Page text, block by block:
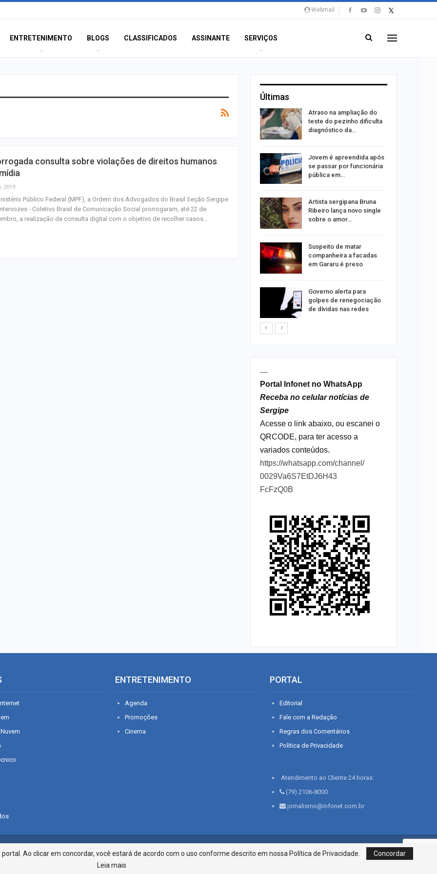
Webmail
ENTRETENIMENTO BLOGS CLASSIFICADOS ASSINANTE SERVIÇOS
consulta sobre violações de direitos humanos
2019
Público Federal (MPF), a Ordem dos Advogados do Brasil Seção Sergipe
- Coletivo Brasil de Comunicação Social prorrogaram, até 22 de
a realização de consulta digital com o objetivo de recolher casos…
Últimas
Aposta de Aracaju acerta
quina da Mega-Sena e leva
SENAI Sergipe abre
inscrições para 75 vagas
em cursos gratuitos
Atraso na ampliação do
teste do pezinho dificulta
diagnóstico da…
Jovem é apreendida após
se passar por funcionária
pública em…
Artista sergipana Bruna
Ribeiro lança novo single
sobre o amor…
Suspeito de matar
companheira a facadas
em Gararu é preso
Governo alerta para
golpes de renegociação
de dívidas nas redes
----
Portal Infonet no WhatsApp
Receba no celular notícias de
Sergipe
Acesse o link abaixo, ou escanei o
QRCODE, para ter acesso a
variados conteúdos.
https://whatsapp.com/channel/
0029Va6S7EtDJ6H43
FcFzQ0B
ENTRETENIMENTO
Agenda
Promoções
Cinema
PORTAL
Editorial
Fale com a Redação
Regras dos Comentários
Política de Privacidade
Atendimento ao Cliente 24 horas:
(79) 2106-8000
jornalismo@infonet.com.br
Infonet - Rua Monsenhor Silveira 276, Bairro São José | Aracaju-SE, CEP 49015-030, Fone: 79.2106.8000 - CI
Centro de Informações LTDA
Ao clicar em concordar, você estará de acordo com o uso conforme descrito em nossa Política de Privacidade.
Concordar
Leia mais